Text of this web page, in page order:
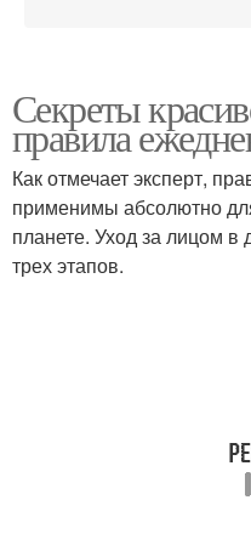
Уход за кожей
Секреты
правила
Как отмечает эксперт,
применимы абсолютно
планете. Уход за лицом в
трех этапов.